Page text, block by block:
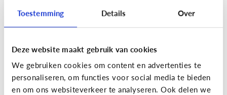
Toestemming Details Over
Deze website maakt gebruik van cookies
We gebruiken cookies om content en advertenties te
personaliseren, om functies voor social media te bieden
en om ons websiteverkeer te analyseren. Ook delen we
Privacy
Moet ik aan mijn kind uitleggen
wat 'recht op afbeelding' is?